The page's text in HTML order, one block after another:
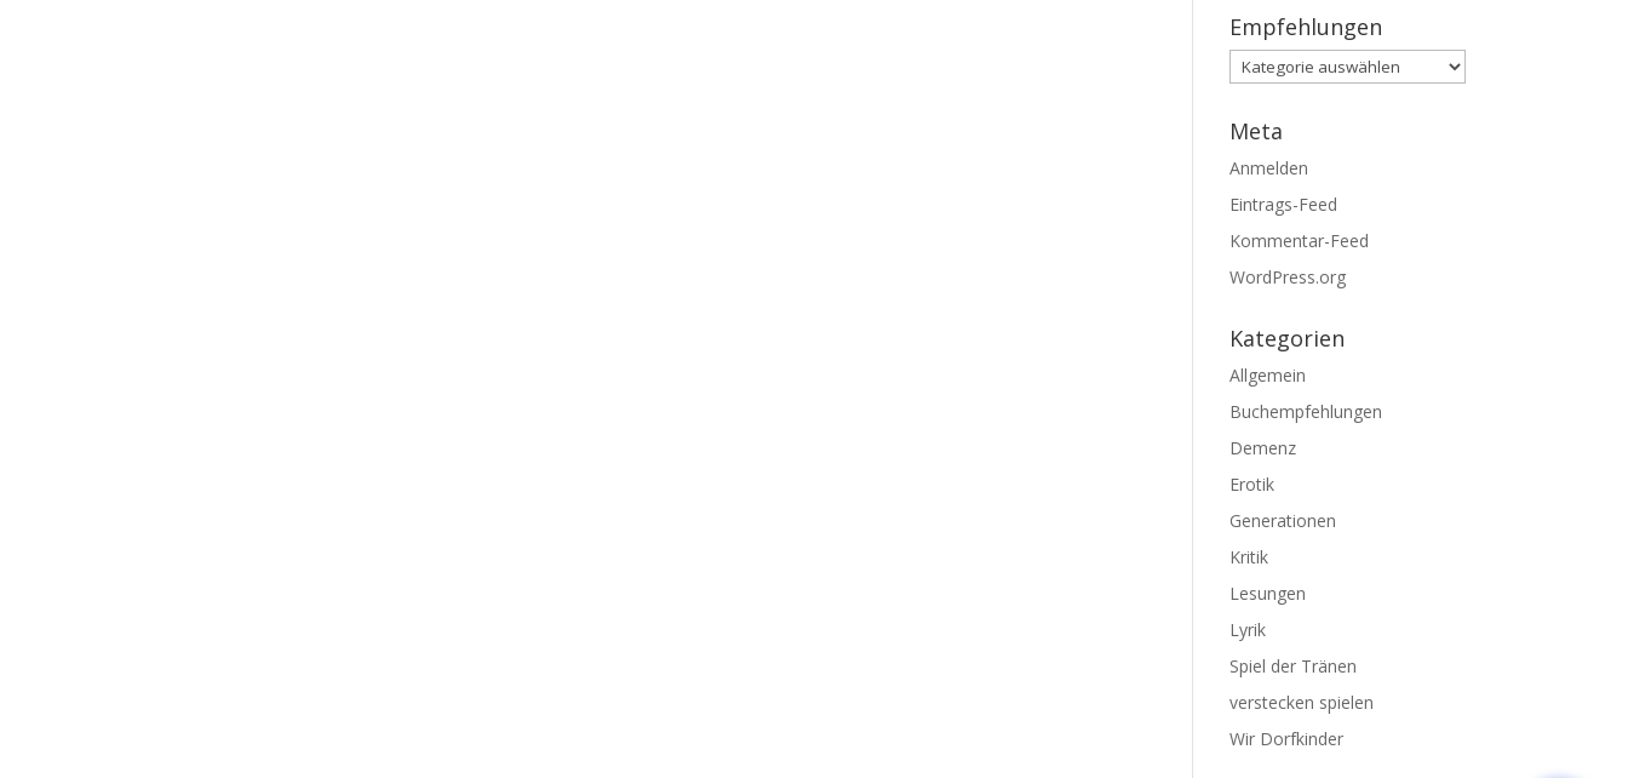
Empfehlungen
Empfehlungen
Meta
Anmelden
Eintrags-Feed
Kommentar-Feed
WordPress.org
Kategorien
Allgemein
Buchempfehlungen
Demenz
Erotik
Generationen
Kritik
Lesungen
Lyrik
Spiel der Tränen
verstecken spielen
Wir Dorfkinder